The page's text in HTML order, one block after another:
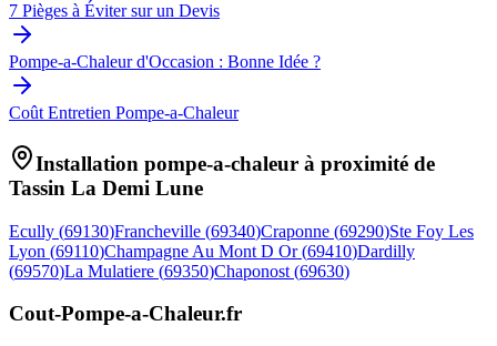
7 Pièges à Éviter sur un Devis
Pompe-a-Chaleur d'Occasion : Bonne Idée ?
Coût Entretien Pompe-a-Chaleur
Installation pompe-a-chaleur à proximité de
Tassin La Demi Lune
Ecully (69130)Francheville (69340)Craponne (69290)Ste Foy Les
Lyon (69110)Champagne Au Mont D Or (69410)Dardilly
(69570)La Mulatiere (69350)Chaponost (69630)
Cout-Pompe-a-Chaleur.fr